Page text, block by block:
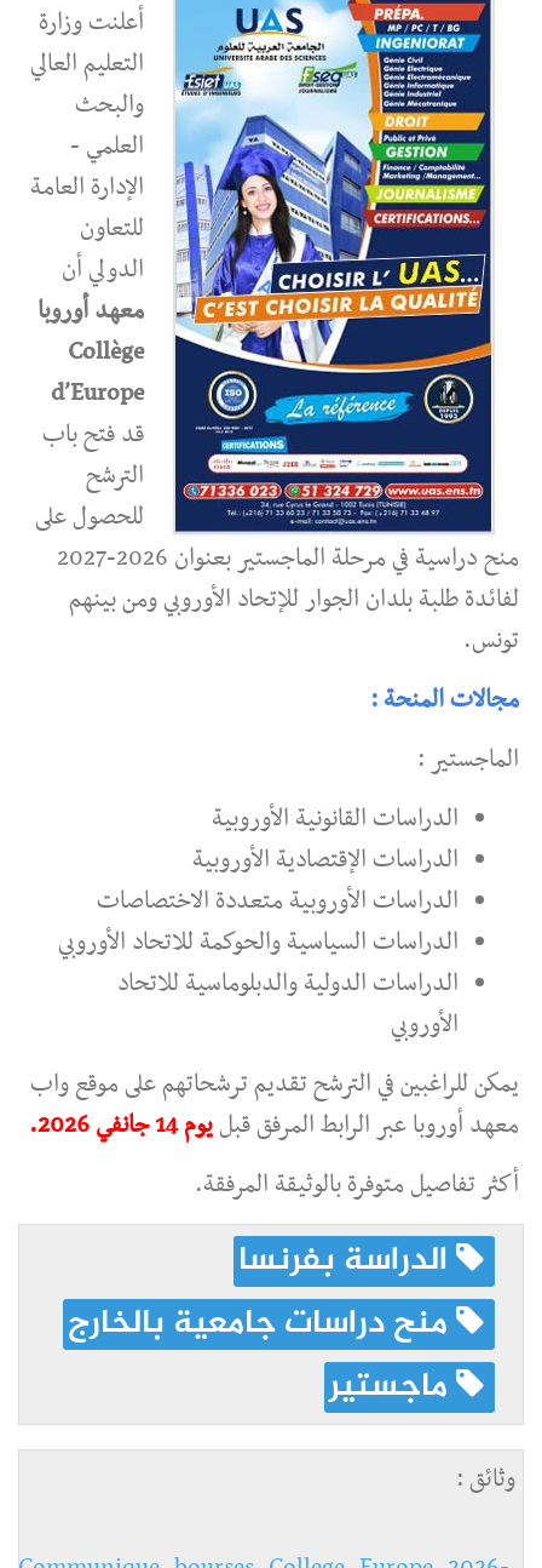
أعلنت وزارة
التعليم العالي
والبحث
العلمي -
الإدارة العامة
للتعاون
الدولي أن
معهد أوروبا
Collège
d’Europe
قد فتح باب
الترشح
للحصول على
منح دراسية في مرحلة الماجستير بعنوان 2026-2027
لفائدة طلبة بلدان الجوار للإتحاد الأوروبي ومن بينهم
تونس.
مجالات المنحة :
الماجستير :
الدراسات القانونية الأوروبية
الدراسات الإقتصادية الأوروبية
الدراسات الأوروبية متعددة الاختصاصات
الدراسات السياسية والحوكمة للاتحاد الأوروبي
الدراسات الدولية والدبلوماسية للاتحاد
الأوروبي
يمكن للراغبين في الترشح تقديم ترشحاتهم على موقع واب
معهد أوروبا عبر الرابط المرفق قبليوم 14 جانفي 2026.
أكثر تفاصيل متوفرة بالوثيقة المرفقة.
الدراسة بفرنسا
منح دراسات جامعية بالخارج
ماجستير
وثائق :